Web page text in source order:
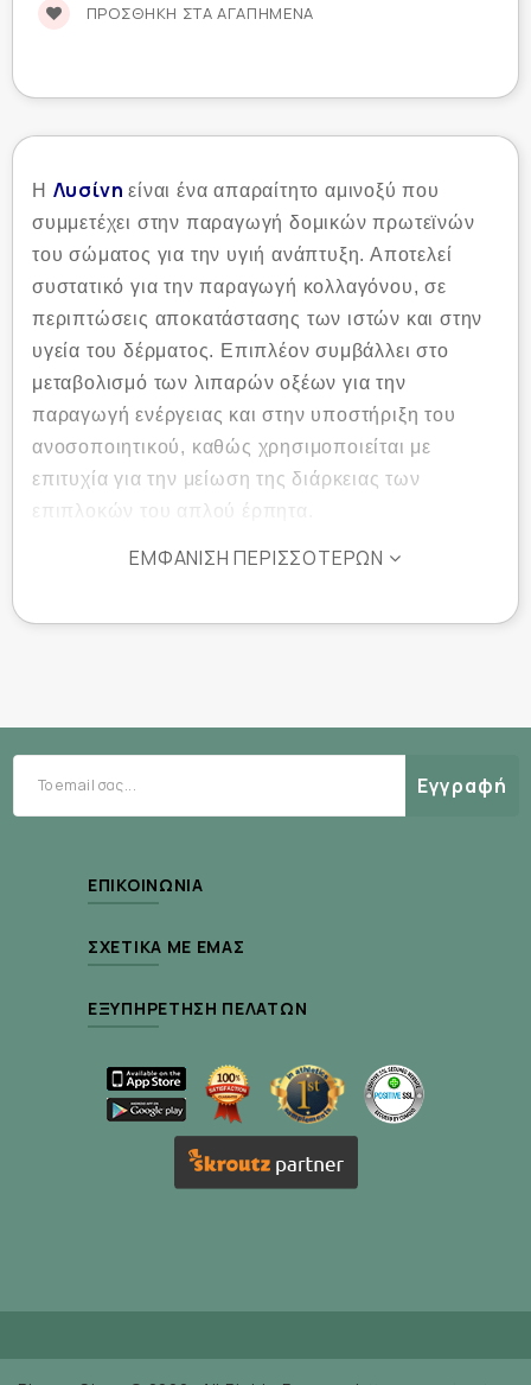
ΠΡΟΣΘΉΚΗ ΣΤΑ ΑΓΑΠΗΜΈΝΑ
Η Λυσίνη είναι ένα απαραίτητο αμινοξύ που
συμμετέχει στην παραγωγή δομικών πρωτεϊνών
του σώματος για την υγιή ανάπτυξη. Αποτελεί
συστατικό για την παραγωγή κολλαγόνου, σε
περιπτώσεις αποκατάστασης των ιστών και στην
υγεία του δέρματος. Επιπλέον συμβάλλει στο
μεταβολισμό των λιπαρών οξέων για την
παραγωγή ενέργειας και στην υποστήριξη του
ανοσοποιητικού, καθώς χρησιμοποιείται με
επιτυχία για την μείωση της διάρκειας των
επιπλοκών του απλού έρπητα.
υδροχλωρική της μορφή (hydrochloride)για
Αρ. Γνωστ.ΕΟΦ: 31069/28-03-18
Ο αριθμός γνωστοποίησης στον ΕΟΦ δεν
Συστατικά :
L-Lysine
Ενήλικες και παιδιά άνω των 16 ετών, 1-2
ΕΜΦΆΝΙΣΗ ΠΕΡΙΣΣΌΤΕΡΩΝ
Εγγραφή
ΕΠΙΚΟΙΝΩΝΊΑ
ΣΧΕΤΙΚΆ ΜΕ ΕΜΆΣ
ΕΞΥΠΗΡΈΤΗΣΗ ΠΕΛΑΤΏΝ